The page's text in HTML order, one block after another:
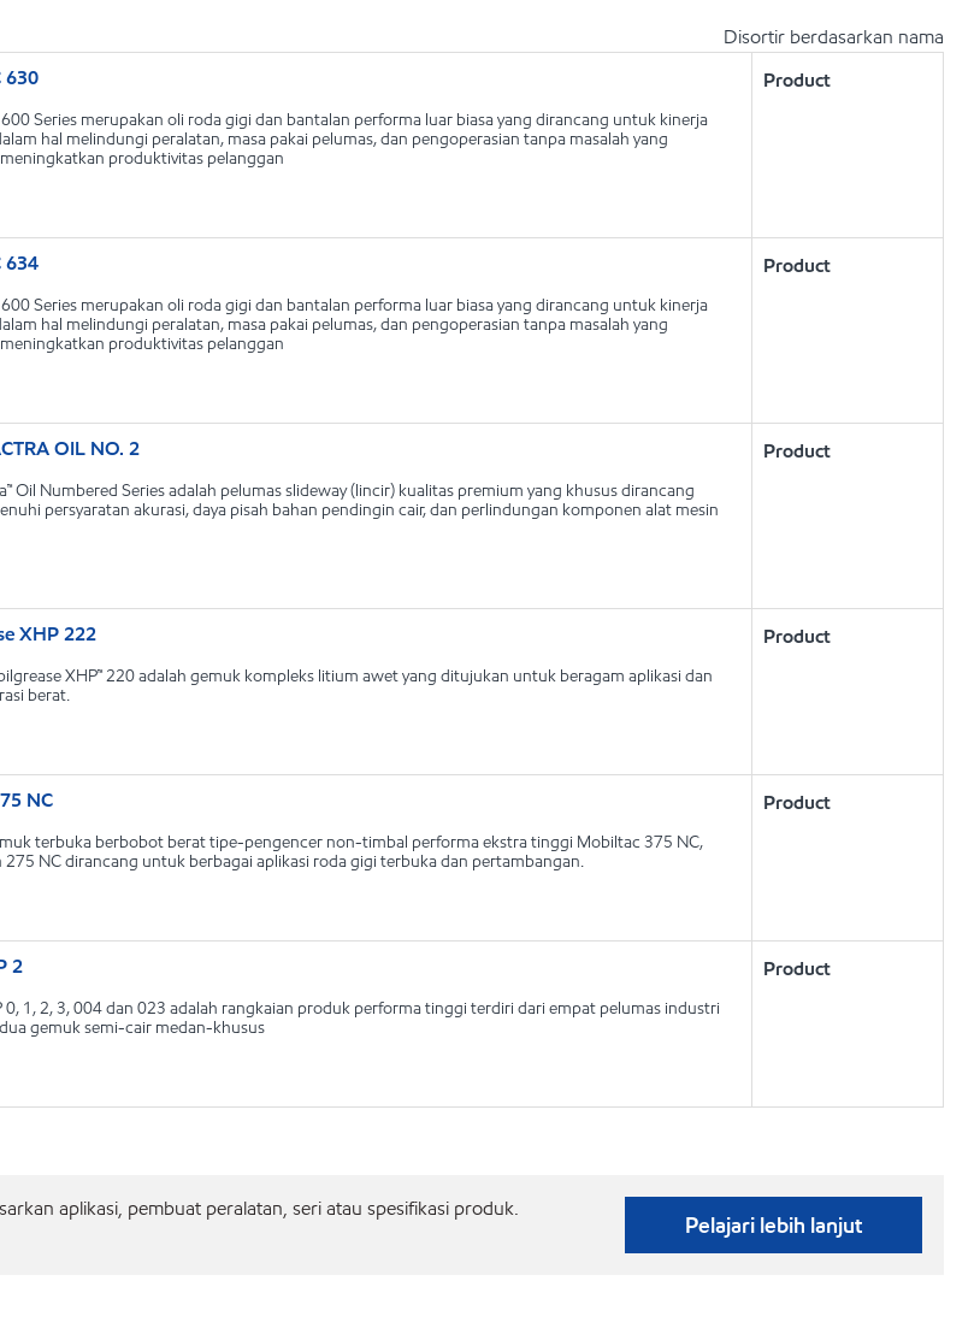
Disortir berdasarkan nama
630
600 Series merupakan oli roda gigi dan bantalan performa luar biasa yang dirancang untuk kinerja
hal melindungi peralatan, masa pakai pelumas, dan pengoperasian tanpa masalah yang
produktivitas pelanggan
Product
634
600 Series merupakan oli roda gigi dan bantalan performa luar biasa yang dirancang untuk kinerja
hal melindungi peralatan, masa pakai pelumas, dan pengoperasian tanpa masalah yang
produktivitas pelanggan
Product
OIL NO. 2
Oil Numbered Series adalah pelumas slideway (lincir) kualitas premium yang khusus dirancang
persyaratan akurasi, daya pisah bahan pendingin cair, dan perlindungan komponen alat mesin
Product
XHP 222
XHP™ 220 adalah gemuk kompleks litium awet yang ditujukan untuk beragam aplikasi dan
berat.
Product
NC
terbuka berbobot berat tipe-pengencer non-timbal performa ekstra tinggi Mobiltac 375 NC,
275 NC dirancang untuk berbagai aplikasi roda gigi terbuka dan pertambangan.
Product
2
0, 1, 2, 3, 004 dan 023 adalah rangkaian produk performa tinggi terdiri dari empat pelumas industri
gemuk semi-cair medan-khusus
Product
aplikasi, pembuat peralatan, seri atau spesifikasi produk.
Pelajari lebih lanjut